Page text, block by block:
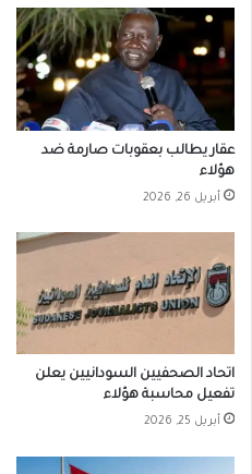
عقار يطالب بعقوبات صارمة ضد
هؤلاء
أبريل 26, 2026
اتحاد الصحفيين السودانيين يعلن
تفعيل محاسبة هؤلاء
أبريل 25, 2026